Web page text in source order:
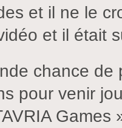
et il ne le
et il était
chance de
pour venir
Games